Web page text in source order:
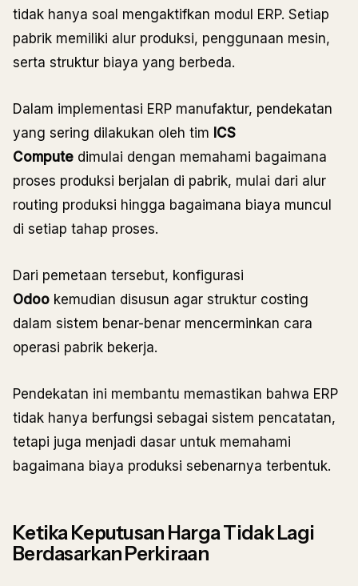
tidak hanya soal mengaktifkan modul ERP. Setiap
pabrik memiliki alur produksi, penggunaan mesin,
serta struktur biaya yang berbeda.
Dalam implementasi ERP manufaktur, pendekatan
yang sering dilakukan oleh tim ICS
Compute dimulai dengan memahami bagaimana
proses produksi berjalan di pabrik, mulai dari alur
routing produksi hingga bagaimana biaya muncul
di setiap tahap proses.
Dari pemetaan tersebut, konfigurasi
Odoo kemudian disusun agar struktur costing
dalam sistem benar-benar mencerminkan cara
operasi pabrik bekerja.
Pendekatan ini membantu memastikan bahwa ERP
tidak hanya berfungsi sebagai sistem pencatatan,
tetapi juga menjadi dasar untuk memahami
bagaimana biaya produksi sebenarnya terbentuk.
Ketika Keputusan Harga Tidak Lagi
Berdasarkan Perkiraan